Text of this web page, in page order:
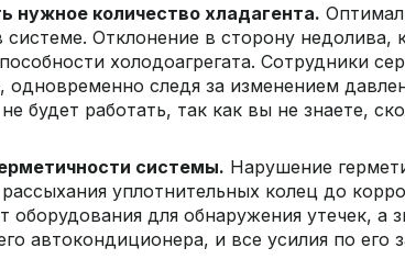
нужное количество хладагента.
Отклонение в сторону
холодоагрегата. Сотрудники
следя за изменением
будет работать, так как вы не знаете,
системы. Нарушение
уплотнительных колец до
оборудования для обнаружения утечек, а
автокондиционера, и все усилия по его